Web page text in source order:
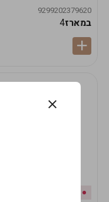
9299202379620
במארז4